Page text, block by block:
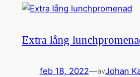
Extra lång
feb 18, 2022—avJohan